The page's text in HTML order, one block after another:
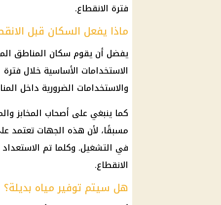
فترة الانقطاع.
ماذا يفعل السكان قبل
يفضل أن يقوم سكان المناطق
والاستخدامات الضرورية داخل
كما ينبغي على أصحاب المخابز
مسبقًا، لأن هذه الجهات تعتمد
في التشغيل. وكلما تم الاستعداد
الانقطاع.
هل سيتم توفير مياه بديلة؟